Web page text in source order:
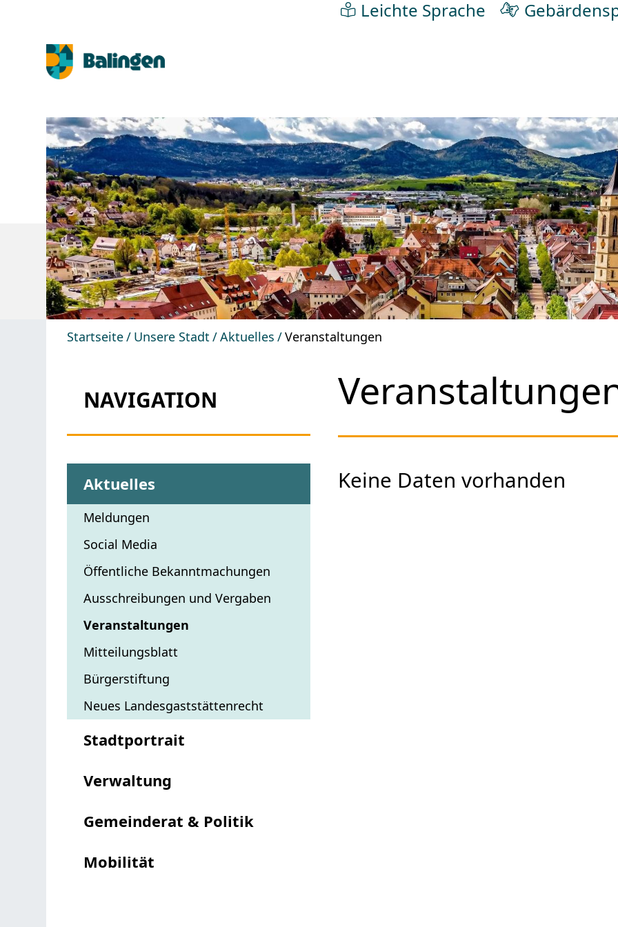
Leichte Sprache
Startseite Unsere Stadt Aktuelles Veranstaltungen
NAVIGATION
Aktuelles
Meldungen
Social Media
Öffentliche Bekanntmachungen
Ausschreibungen und Vergaben
Veranstaltungen
Mitteilungsblatt
Bürgerstiftung
Neues Landesgaststättenrecht
Stadtportrait
Verwaltung
Gemeinderat & Politik
Mobilität
Keine Daten vorhanden